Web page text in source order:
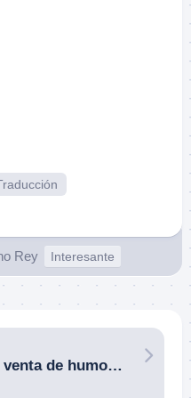
Rey Interesante
Hoplología: ¿Ciencia o venta de humo? Cómo un término exótico vende humo a quien se deja.